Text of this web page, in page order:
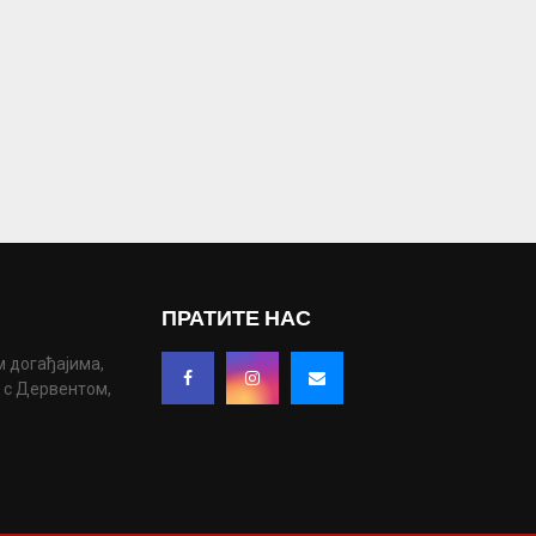
догађајима,
с Дервентом,
ПРАТИТЕ НАС